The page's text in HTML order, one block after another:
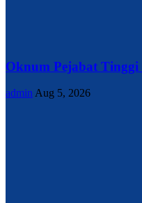
Oknum Pejabat
admin Aug 5, 2026